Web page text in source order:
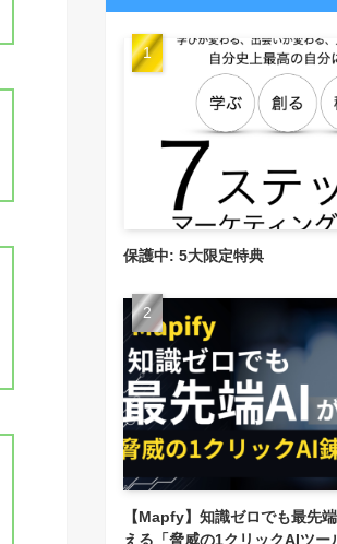
保護中: 5大限定特典
【Mapfy】知識ゼロでも最先
える「脅威の1クリックAIツー